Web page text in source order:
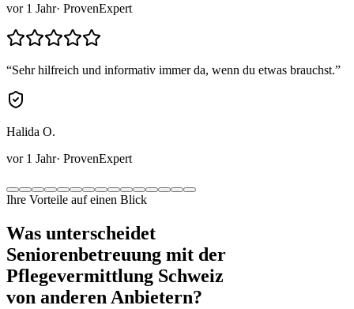
vor 1 Jahr· ProvenExpert
“Sehr hilfreich und informativ immer da, wenn du etwas brauchst.”
Halida O.
vor 1 Jahr· ProvenExpert
Ihre Vorteile auf einen Blick
Was unterscheidet
Seniorenbetreuung mit der
Pflegevermittlung Schweiz
von anderen Anbietern?